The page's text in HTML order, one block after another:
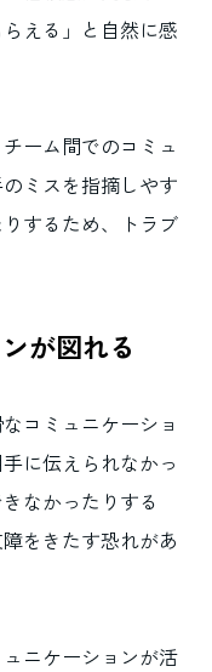
える」と自然に感
ーム間でのコミュ
ミスを指摘しやす
するため、トラブ
が図れる
コミュニケーショ
に伝えられなかっ
なかったりする
をきたす恐れがあ
ニケーションが活